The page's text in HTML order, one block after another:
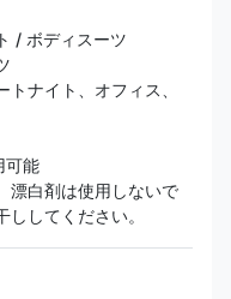
/ ボディスーツ
トナイト、オフィス、
可能
漂白剤は使用しないで
ししてください。